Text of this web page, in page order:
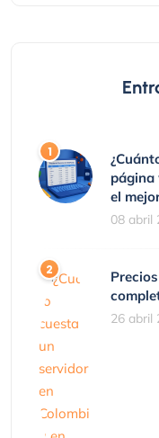
página
el
08 abril
26 abril